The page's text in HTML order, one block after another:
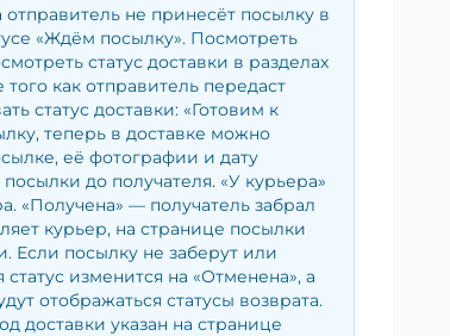
не принесёт посылку в
«Ждём посылку». Посмотреть
статус доставки в разделах
как отправитель передаст
статус доставки: «Готовим к
теперь в доставке можно
её фотографии и дату
до получателя. «У курьера»
«Получена» — получатель забрал
курьер, на странице посылки
Если посылку не заберут или
статус изменится на «Отменена», а
отображаться статусы возврата.
доставки указан на странице